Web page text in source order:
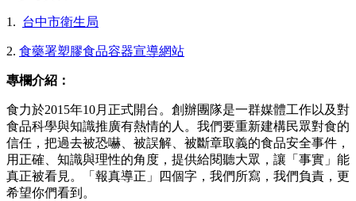
1. 台中市衛生局
2. 食藥署塑膠食品容器宣導網站
專欄介紹：
食力於2015年10月正式開台。創辦團隊是一群媒體工作以及對
食品科學與知識推廣有熱情的人。我們要重新建構民眾對食的
信任，把過去被恐嚇、被誤解、被斷章取義的食品安全事件，
用正確、知識與理性的角度，提供給閱聽大眾，讓「事實」能
真正被看見。「報真導正」四個字，我們所寫，我們負責，更
希望你們看到。